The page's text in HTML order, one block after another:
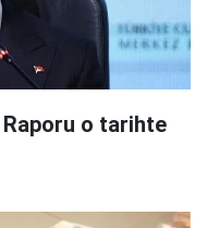
Raporu o tarihte